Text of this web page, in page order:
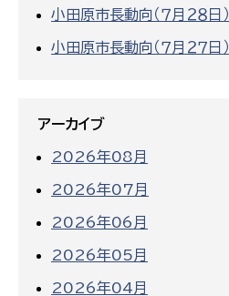
小田原市長動向（７月２８日）
小田原市長動向（７月２７日）
アーカイブ
2026年08月
2026年07月
2026年06月
2026年05月
2026年04月